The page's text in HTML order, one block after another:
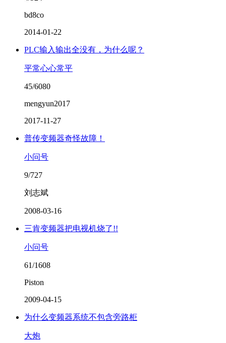
bd8co
2014-01-22
PLC输入输出全没有，为什么呢？
平常心心常平
45/6080
mengyun2017
2017-11-27
普传变频器奇怪故障！
小问号
9/727
刘志斌
2008-03-16
三肯变频器把电视机烧了!!
小问号
61/1608
Piston
2009-04-15
为什么变频器系统不包含旁路柜
大炮